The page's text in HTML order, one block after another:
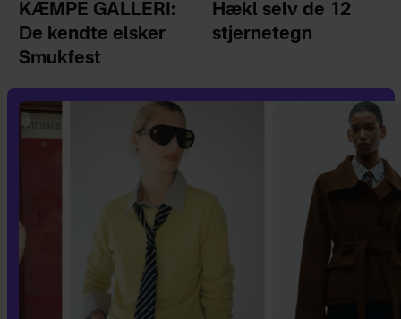
KÆMPE GALLERI:
De kendte elsker
Smukfest
Hækl selv de 12
stjernetegn